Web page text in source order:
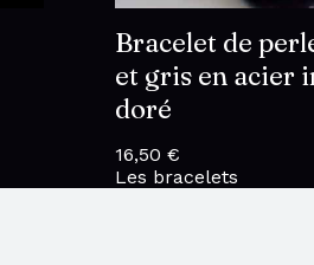
Bracelet de
et gris en acier
doré
16,50 €
Les bracelets